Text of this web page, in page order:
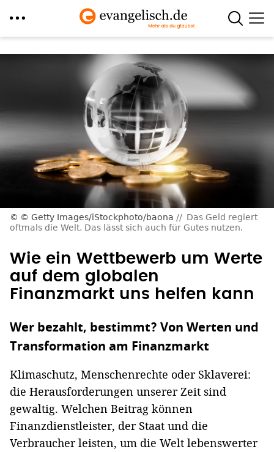
© Getty Images/iStockphoto/baona
Das Geld regiert
oftmals die Welt. Das lässt sich auch für Gutes nutzen.
Wie ein Wettbewerb um Werte
auf dem globalen
Finanzmarkt uns helfen kann
Wer bezahlt, bestimmt? Von Werten und
Transformation am Finanzmarkt
Klimaschutz, Menschenrechte oder Sklaverei:
die Herausforderungen unserer Zeit sind
gewaltig. Welchen Beitrag können
Finanzdienstleister, der Staat und die
Verbraucher leisten, um die Welt lebenswerter